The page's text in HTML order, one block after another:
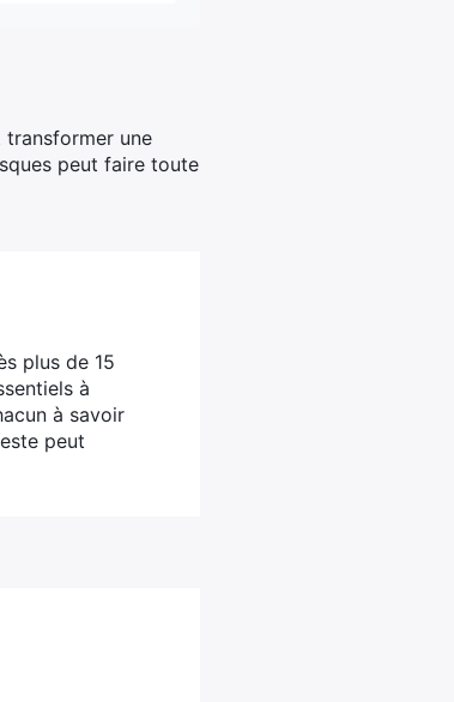
transformer une
peut faire toute
plus de 15
à
à savoir
peut